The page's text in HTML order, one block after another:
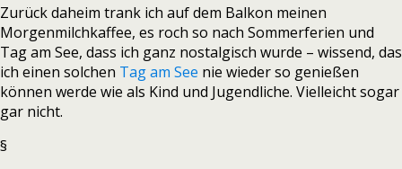
Zurück daheim trank ich auf dem Balkon meinen
Morgenmilchkaffee, es roch so nach Sommerferien und
Tag am See, dass ich ganz nostalgisch wurde – wissend, das
ich einen solchen Tag am See nie wieder so genießen
können werde wie als Kind und Jugendliche. Vielleicht sogar
gar nicht.
§